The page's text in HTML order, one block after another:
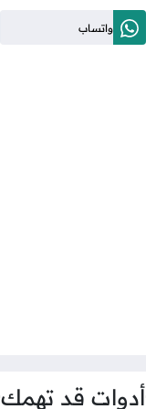
واتساب
أدوات قد تهمك